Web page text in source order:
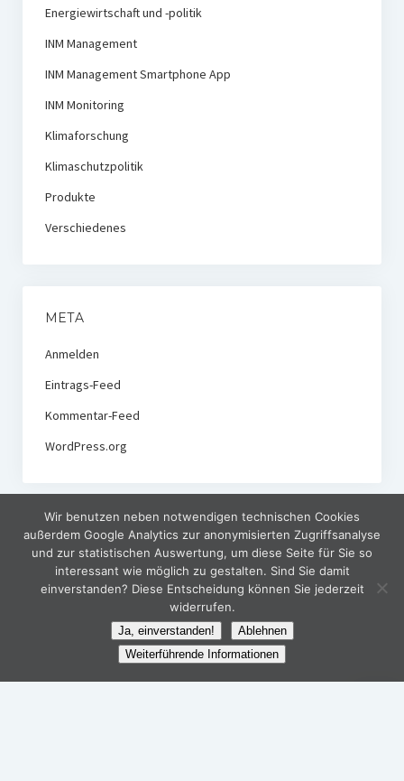
Energiewirtschaft und -politik
INM Management
INM Management Smartphone App
INM Monitoring
Klimaforschung
Klimaschutzpolitik
Produkte
Verschiedenes
META
Anmelden
Eintrags-Feed
Kommentar-Feed
WordPress.org
Wir benutzen neben notwendigen technischen Cookies
außerdem Google Analytics zur anonymisierten Zugriffsanalyse
und zur statistischen Auswertung, um diese Seite für Sie so
interessant wie möglich zu gestalten. Sind Sie damit
einverstanden? Diese Entscheidung können Sie jederzeit
widerrufen.
Ja, einverstanden!
Ablehnen
Weiterführende Informationen